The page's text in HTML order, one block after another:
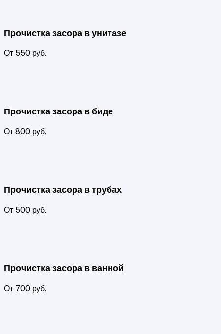
Прочистка засора в унитазе
От 550 руб.
Прочистка засора в биде
От 800 руб.
Прочистка засора в трубах
От 500 руб.
Прочистка засора в ванной
От 700 руб.